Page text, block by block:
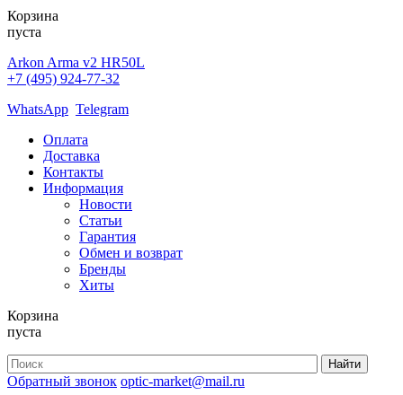
Корзина
пуста
Arkon Arma v2 HR50L
+7 (495) 924-77-32
WhatsApp Telegram
Оплата
Доставка
Контакты
Информация
Новости
Статьи
Гарантия
Обмен и возврат
Бренды
Хиты
Корзина
пуста
Обратный звонок optic-market@mail.ru